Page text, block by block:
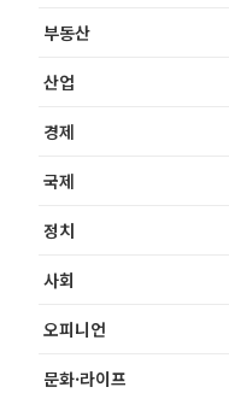
부동산
산업
경제
국제
정치
사회
오피니언
문화·라이프